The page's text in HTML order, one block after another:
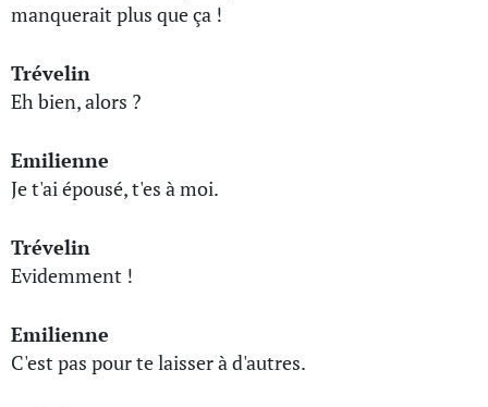
manquerait plus que ça !
Trévelin
Eh bien, alors ?
Emilienne
Je t'ai épousé, t'es à moi.
Trévelin
Evidemment !
Emilienne
C'est pas pour te laisser à d'autres.